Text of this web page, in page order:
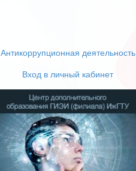
Антикоррупционная деятельность
Вход в личный кабинет